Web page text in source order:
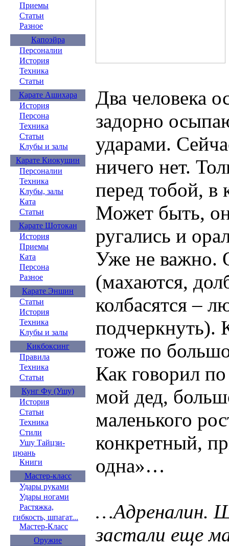
Приемы
Статьи
Разное
Капоэйра
Персоналии
История
Техника
Статьи
Карате Ашихара
История
Персона
Техника
Статьи
Клубы и залы
Карате Киокушин
Персоналии
Техника
Клубы, залы
Ката
Статьи
Карате Шотокан
История
Приемы
Ката
Персона
Разное
Карате Эншин
Статьи
История
Техника
Клубы и залы
Кикбоксинг
Правила
Техника
Статьи
Кунг Фу (Ушу)
История
Статьи
Техника
Стили
Ушу Тайцзи-
цюань
Книги
Мастер-класс
Удары руками
Удары ногами
Растяжка,
гибкость, шпагат...
Мастер-Класс
Оружие
Два человека
задорно
ударами.
ничего нет.
перед тобой, в
Может быть,
ругались и
Уже не важно.
(махаются,
колбасятся –
подчеркнуть).
тоже по
Как говорил
мой дед,
маленького
конкретный,
одна»…
…Адреналин.
застали еще